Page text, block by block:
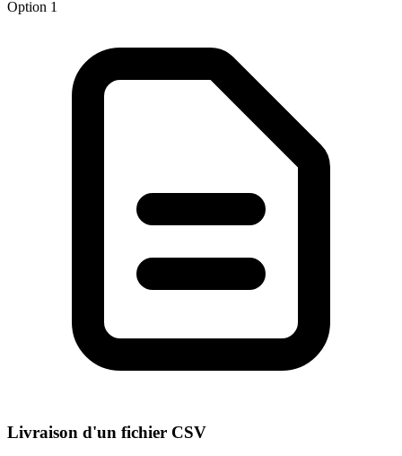
Option 1
Livraison d'un fichier CSV